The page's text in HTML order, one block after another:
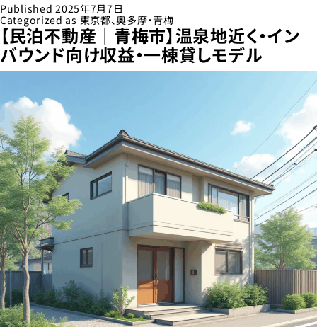
動
京
都】
土
地
面
積
約
1000
延
床
Published2025年7月7日
Categorized as 東京都、奥多摩・青梅
【民泊不動産│青梅市】温泉地近く・イン
バウンド向け収益・一棟貸しモデル